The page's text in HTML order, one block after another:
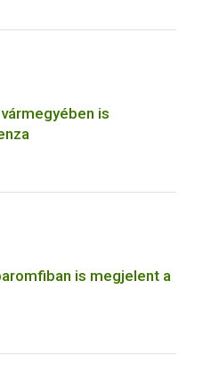
is
is megjelent a